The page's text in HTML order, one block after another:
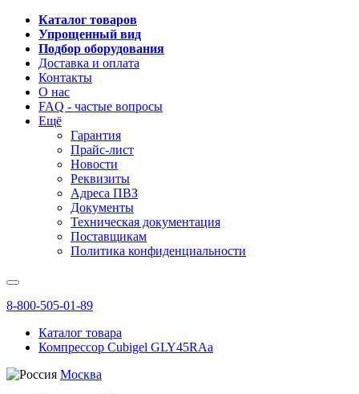
Каталог товаров
Упрощенный вид
Подбор оборудования
Доставка и оплата
Контакты
О нас
FAQ - частые вопросы
Ещё
Гарантия
Прайс-лист
Новости
Реквизиты
Адреса ПВЗ
Документы
Техническая документация
Поставщикам
Политика конфиденциальности
8-800-505-01-89
Каталог товара
Компрессор Cubigel GLY45RAa
Москва